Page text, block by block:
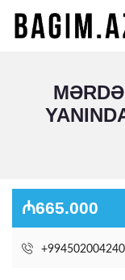
₼665.000
+994502004240